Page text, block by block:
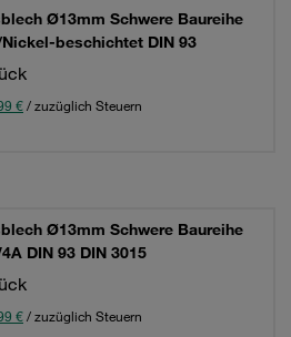
Ø13mm Schwere Baureihe
beschichtet DIN 93
€/ zuzüglich Steuern
Ø13mm Schwere Baureihe
DIN 93 DIN 3015
€/ zuzüglich Steuern